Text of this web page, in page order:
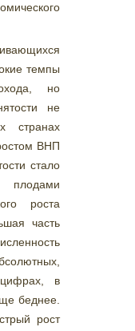
темпы
но
не
странах
ВНП
стало
плодами
роста
часть
в
беднее.
рост